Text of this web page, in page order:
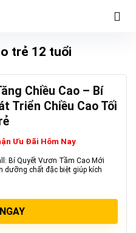
trẻ 12 tuổi
Chiều Cao – Bí
Triển Chiều Cao Tối
Ưu Đãi Hôm Nay
Bí Quyết Vươn Tầm Cao Mới
dưỡng chất đặc biệt giúp kích